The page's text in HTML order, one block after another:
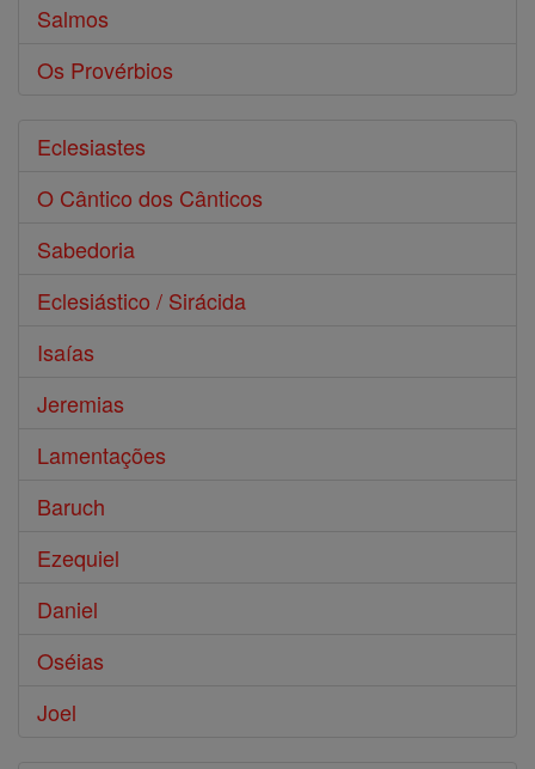
Salmos
Os Provérbios
Eclesiastes
O Cântico dos Cânticos
Sabedoria
Eclesiástico / Sirácida
Isaías
Jeremias
Lamentações
Baruch
Ezequiel
Daniel
Oséias
Joel